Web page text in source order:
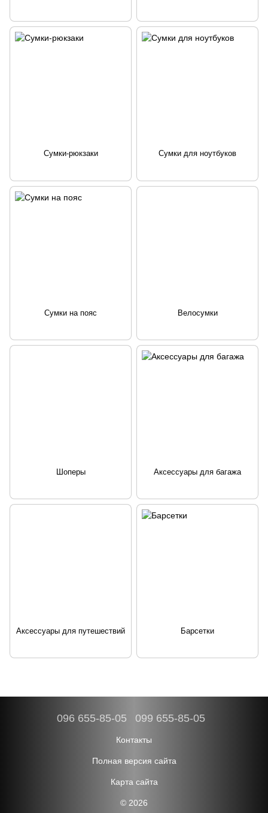
Сумки-рюкзаки Сумки для ноутбуков
Сумки на пояс Велосумки
Шоперы Аксессуары для багажа
Аксессуары для путешествий Барсетки
096 655-85-05 099 655-85-05
Контакты
Полная версия сайта
Карта сайта
© 2026